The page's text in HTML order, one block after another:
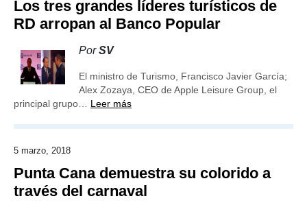
Los tres grandes líderes turísticos de
RD arropan al Banco Popular
PorSV
El ministro de Turismo, Francisco Javier García;
Alex Zozaya, CEO de Apple Leisure Group, el
principal grupo… Leer más
5 marzo, 2018
Punta Cana demuestra su colorido a
través del carnaval